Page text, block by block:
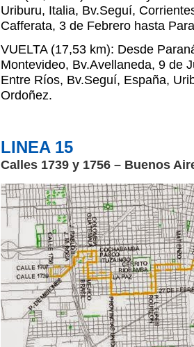
Uriburu, Italia, Bv.Seguí,
Cafferata, 3 de Febrero hasta
VUELTA (17,53 km): Desde
Montevideo, Bv.Avellaneda, 9 de
Entre Ríos, Bv.Seguí, España,
Ordoñez.
LINEA 15
Calles 1739 y 1756 – Buenos